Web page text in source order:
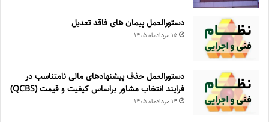
دستورالعمل پیمان های فاقد تعدیل
۱۵ مرداد‌ماه ۱۴۰۵
دستورالعمل حذف پيشنهادهای مالی نامتناسب در
فرايند انتخاب مشاور براساس كيفيت و قيمت (QCBS)
۱۴ مرداد‌ماه ۱۴۰۵